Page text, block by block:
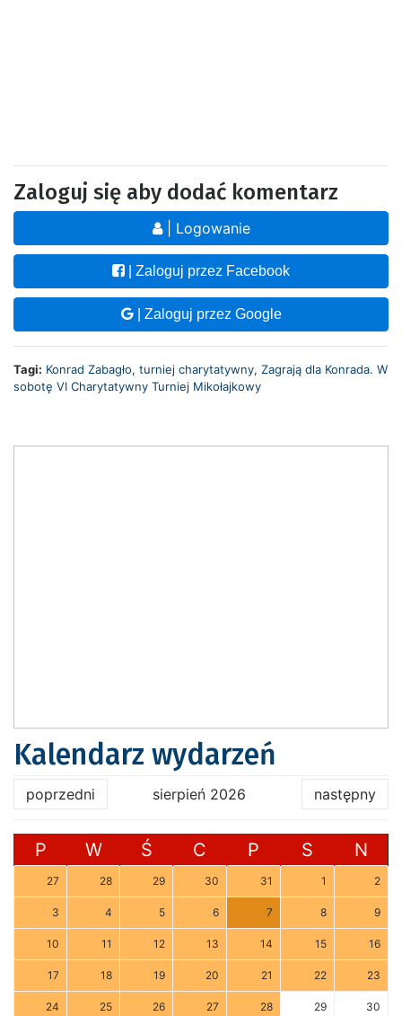
Zaloguj się aby dodać komentarz
| Logowanie
| Zaloguj przez Facebook
| Zaloguj przez Google
Tagi: Konrad Zabagło, turniej charytatywny, Zagrają dla Konrada. W
sobotę VI Charytatywny Turniej Mikołajkowy
Kalendarz wydarzeń
poprzedni sierpień 2026 następny
P W Ś C P S N
27 28 29 30 31 1 2
3 4 5 6 7 8 9
10 11 12 13 14 15 16
17 18 19 20 21 22 23
24 25 26 27 28 29 30